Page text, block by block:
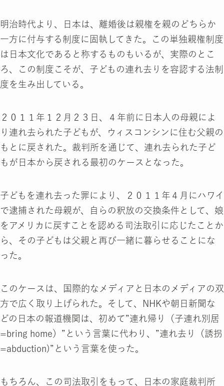
明治時代より、日本は、離婚後は親権を親のどちらか
一方に付与する制度に固執してきた。この単独親権制度
は日本文化であると称するものもいるが、実際のとこ
ろ、この制度こそが、子どもの連れ去りを容認する法制
度を生み出している。
２０１１年１２月２３日、４年前に日本人の母親によ
り連れ去られた子どもが、ウィスコンシンに住む父親の
もとに戻された。裁判所を通じて、連れ去られた子ど
もが日本から戻される最初のケースとなった。
子どもを連れ去った罪により、２０１１年４月にハワイ
で逮捕された母親が、自らの釈放の交換条件として、娘
をアメリカに戻すことを認める司法取引に応じたことか
ら、その子どもは父親と再び一緒に暮らせることにな
った。
このケースは、国際的なメディアと日本のメディアの双
方で広く取り上げられた。そして、NHKや朝日新聞な
どの日本の報道機関は、初めて”連れ帰り（子連れ別居
=bring home）”という言葉に代わり、”連れ去り（誘拐
=abduction)”という言葉を使った。
もちろん、この司法取引をもって、日本の家庭裁判所